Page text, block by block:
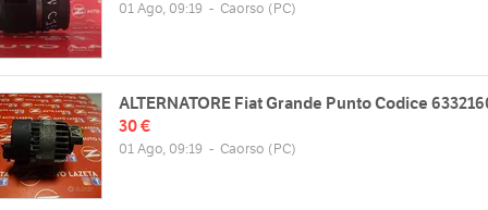
01 Ago, 09:19 - Caorso (PC)
ALTERNATORE Fiat Grande Punto Codice
30 €
01 Ago, 09:19 - Caorso (PC)